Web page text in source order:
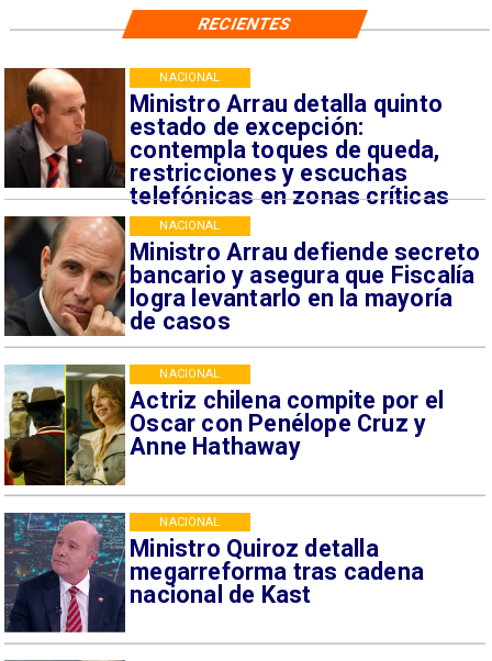
Ministro Arrau detalla quinto
estado de excepción:
contempla toques de queda,
restricciones y escuchas
telefónicas en zonas críticas
NACIONAL
Ministro Arrau defiende secreto
bancario y asegura que Fiscalía
logra levantarlo en la mayoría
de casos
NACIONAL
Actriz chilena compite por el
Oscar con Penélope Cruz y
Anne Hathaway
NACIONAL
Ministro Quiroz detalla
megarreforma tras cadena
nacional de Kast
NACIONAL
RECIENTES